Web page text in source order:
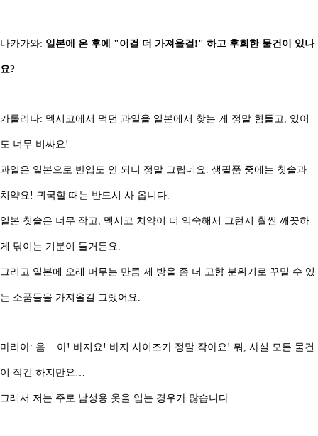
나카가와: 일본에 온 후에 "이걸 더 가져올걸!" 하고 후회한 물건이 있나
요?
카롤리나: 멕시코에서 먹던 과일을 일본에서 찾는 게 정말 힘들고, 있어
도 너무 비싸요!
과일은 일본으로 반입도 안 되니 정말 그립네요. 생필품 중에는 칫솔과
치약요! 귀국할 때는 반드시 사 옵니다.
일본 칫솔은 너무 작고, 멕시코 치약이 더 익숙해서 그런지 훨씬 깨끗하
게 닦이는 기분이 들거든요.
그리고 일본에 오래 머무는 만큼 제 방을 좀 더 고향 분위기로 꾸밀 수 있
는 소품들을 가져올걸 그랬어요.
마리아: 음... 아! 바지요! 바지 사이즈가 정말 작아요! 뭐, 사실 모든 물건
이 작긴 하지만요…
그래서 저는 주로 남성용 옷을 입는 경우가 많습니다.